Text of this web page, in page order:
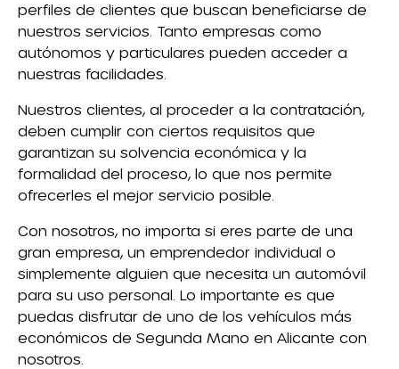
perfiles de clientes que buscan beneficiarse de
nuestros servicios. Tanto empresas como
autónomos y particulares pueden acceder a
nuestras facilidades.
Nuestros clientes, al proceder a la contratación,
deben cumplir con ciertos requisitos que
garantizan su solvencia económica y la
formalidad del proceso, lo que nos permite
ofrecerles el mejor servicio posible.
Con nosotros, no importa si eres parte de una
gran empresa, un emprendedor individual o
simplemente alguien que necesita un automóvil
para su uso personal. Lo importante es que
puedas disfrutar de uno de los vehículos más
económicos de Segunda Mano en Alicante con
nosotros.